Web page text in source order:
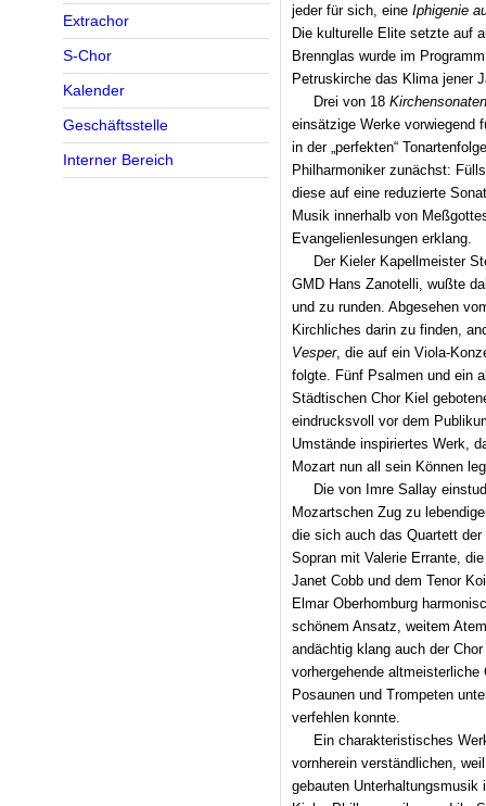
Extrachor
S-Chor
Kalender
Geschäftsstelle
Interner Bereich
jeder für sich, eine Iphigenie
Die kulturelle Elite setzte auf
Brennglas wurde im
Petruskirche das Klima jener
Drei von 18 Kirchensonaten
einsätzige Werke vorwiegend
in der „perfekten“
Philharmoniker zunächst:
diese auf eine reduzierte
Musik innerhalb von
Evangelienlesungen erklang.
Der Kieler Kapellmeister
GMD Hans Zanotelli, wußte
und zu runden. Abgesehen
Kirchliches darin zu finden,
Vesper, die auf ein Viola-
folgte. Fünf Psalmen und ein
Städtischen Chor Kiel
eindrucksvoll vor dem
Umstände inspiriertes Werk,
Mozart nun all sein Können
Die von Imre Sallay
Mozartschen Zug zu
die sich auch das Quartett
Sopran mit Valerie Errante,
Janet Cobb und dem Tenor
Elmar Oberhomburg
schönem Ansatz, weitem
andächtig klang auch der
vorhergehende
Posaunen und Trompe­ten
verfehlen konnte.
Ein charakteristisches
vornherein verständlichen,
gebauten